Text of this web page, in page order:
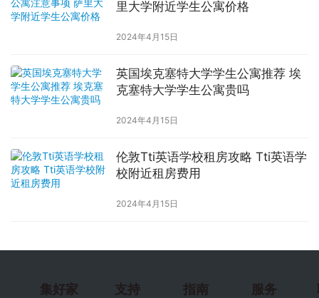
里大学附近学生公寓价格
2024年4月15日
英国埃克塞特大学学生公寓推荐 埃
克塞特大学学生公寓贵吗
2024年4月15日
伦敦Tti英语学校租房攻略 Tti英语学
校附近租房费用
2024年4月15日
集好家 支持 指南 服务